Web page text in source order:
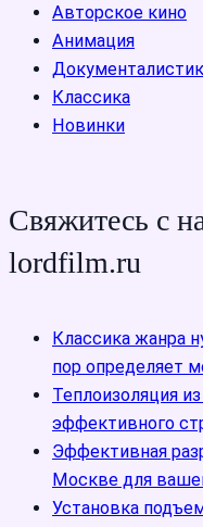
Авторское кино
Анимация
Классика
Новинки
Свяжитесь с
lordfilm.ru
Классика жанра
пор определяет
Теплоизоляция
эффективного
Эффективная
Москве для
Установка